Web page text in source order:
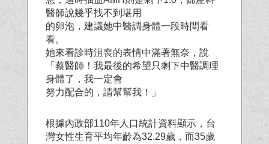
醫師說幾乎找不到堪用
的卵泡，建議她中醫調身體一段時間看
看。
她來看診時沮喪的表情中滿著無奈，說
「蔡醫師！我最後的希望只剩下中醫調理
身體了，我一定會
努力配合的，請幫幫我！」
根據內政部110年人口統計資料顯示，台
灣女性生育平均年齡為32.29歲，而35歲